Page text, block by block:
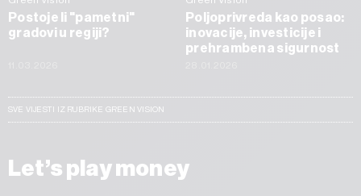
Postoje li "pametni"
gradovi u regiji?
Poljoprivreda kao posao:
inovacije, investicije i
prehrambena sigurnost
SVE VIJESTI IZ RUBRIKE GREEN VISION
Let’s play money